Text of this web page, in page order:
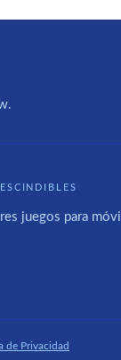
juegos para
de Privacidad